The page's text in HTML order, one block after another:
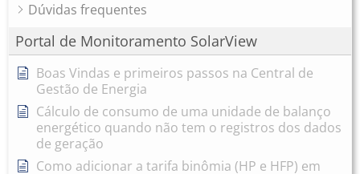
Dúvidas frequentes
Portal de Monitoramento SolarView
Boas Vindas e primeiros passos na Central de
Gestão de Energia
Cálculo de consumo de uma unidade de balanço
energético quando não tem o registros dos dados
de geração
Como adicionar a tarifa binômia (HP e HFP) em